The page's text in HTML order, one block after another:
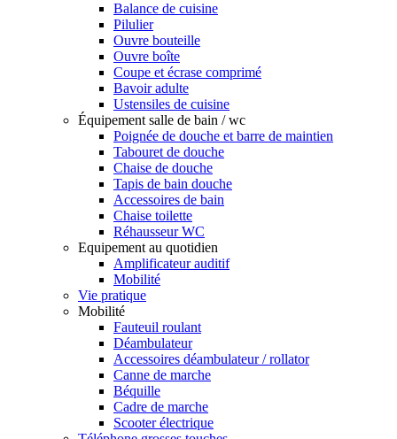
Balance de cuisine
Pilulier
Ouvre bouteille
Ouvre boîte
Coupe et écrase comprimé
Bavoir adulte
Ustensiles de cuisine
Équipement salle de bain / wc
Poignée de douche et barre de maintien
Tabouret de douche
Chaise de douche
Tapis de bain douche
Accessoires de bain
Chaise toilette
Réhausseur WC
Equipement au quotidien
Amplificateur auditif
Mobilité
Vie pratique
Mobilité
Fauteuil roulant
Déambulateur
Accessoires déambulateur / rollator
Canne de marche
Béquille
Cadre de marche
Scooter électrique